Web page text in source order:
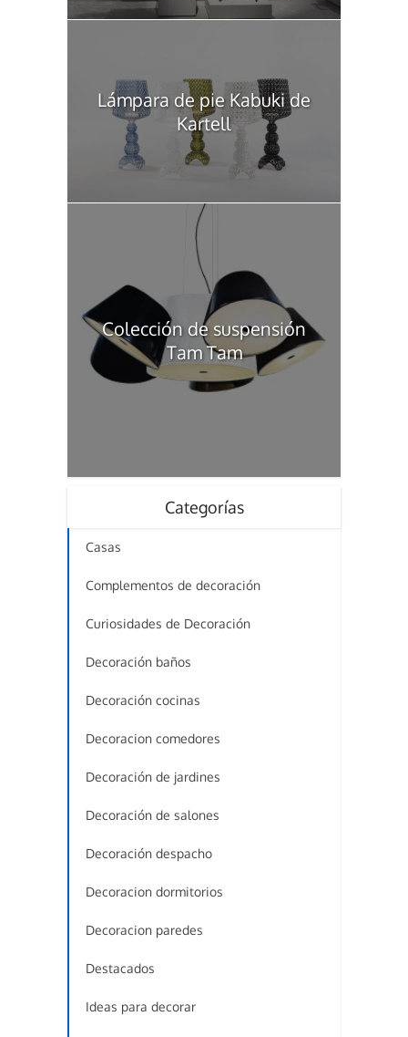
Lámpara de pie Kabuki de
Kartell
Colección de suspensión
Tam Tam
Categorías
Casas
Complementos de decoración
Curiosidades de Decoración
Decoración baños
Decoración cocinas
Decoracion comedores
Decoración de jardines
Decoración de salones
Decoración despacho
Decoracion dormitorios
Decoracion paredes
Destacados
Ideas para decorar